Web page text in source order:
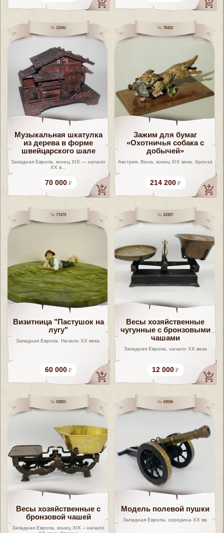
12941
Музыкальная шкатулка
из дерева в форме
швейцарского шале
Западная Европа, конец XIX — начало
XX в...
70 000
78422
Зажим для бумаг
«Охотничья собака с
добычей»
Австрия, Вена, конец XIX века, бронза
214 200
77479
Визитница "Пастушок на
лугу"
Западная Европа. Начало ХХ века.
60 000
24387
Весы хозяйственные
чугунные с бронзовыми
чашами
Западная Европа, начало XX века
12 000
53801
Весы хозяйственные с
бронзовой чашей
Западная Европа, конец XIX – начало
43656
Модель полевой пушки
Западная Европа, середина XX вв.